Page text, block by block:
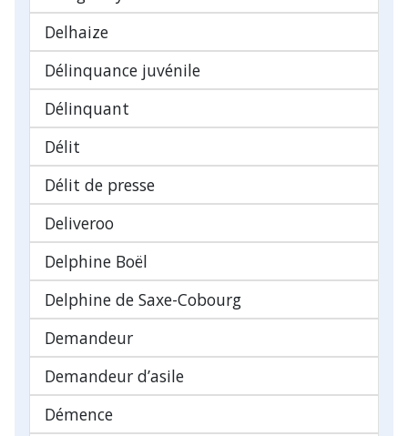
Delhaize
Délinquance juvénile
Délinquant
Délit
Délit de presse
Deliveroo
Delphine Boël
Delphine de Saxe-Cobourg
Demandeur
Demandeur d’asile
Démence